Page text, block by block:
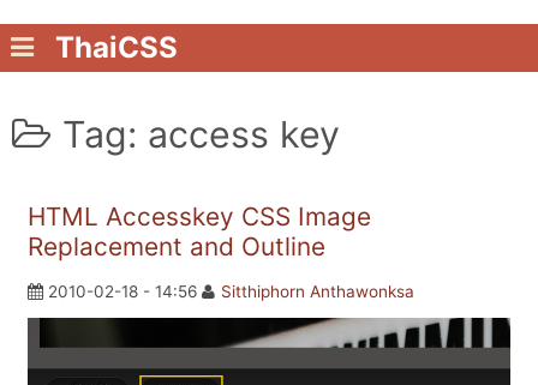
ThaiCSS
Tag: access key
HTML Accesskey CSS Image
Replacement and Outline
2010-02-18 - 14:56 Sitthiphorn Anthawonksa